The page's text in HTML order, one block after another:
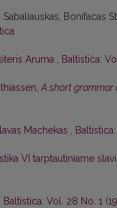
Bonifacas
Aruma , Baltistica:
A short grammar
Machekas ,
VI tarptautiniame
Baltistica: Vol. 28 No. 1